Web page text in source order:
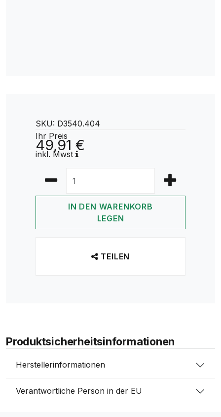
SKU: D3540.404
Ihr Preis
49,91 €
inkl. Mwst
IN DEN WARENKORB
LEGEN
TEILEN
Produktsicherheitsinformationen
Herstellerinformationen
Verantwortliche Person in der EU